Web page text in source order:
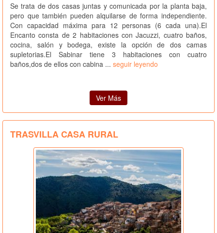
Se trata de dos casas juntas y comunicada por la planta baja,
pero que también pueden alquilarse de forma independiente.
Con capacidad máxima para 12 personas (6 cada una).El
Encanto consta de 2 habitaciones con Jacuzzi, cuatro baños,
cocina, salón y bodega, existe la opción de dos camas
supletorias.El Sabinar tiene 3 habitaciones con cuatro
baños,dos de ellos con cabina ... seguir leyendo
Ver Más
TRASVILLA CASA RURAL